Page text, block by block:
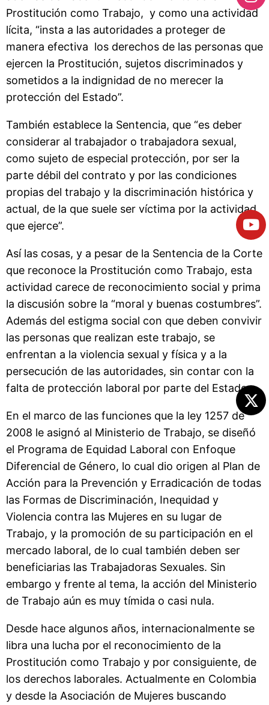
Prostitución como Trabajo, y como una actividad
lícita, “insta a las autoridades a proteger de
manera efectiva los derechos de las personas que
ejercen la Prostitución, sujetos discriminados y
sometidos a la indignidad de no merecer la
protección del Estado”.
También establece la Sentencia, que “es deber
considerar al trabajador o trabajadora sexual,
como sujeto de especial protección, por ser la
parte débil del contrato y por las condiciones
propias del trabajo y la discriminación histórica y
actual, de la que suele ser víctima por la actividad
que ejerce”.
Así las cosas, y a pesar de la Sentencia de la Corte
que reconoce la Prostitución como Trabajo, esta
actividad carece de reconocimiento social y prima
la discusión sobre la “moral y buenas costumbres”.
Además del estigma social con que deben convivir
las personas que realizan este trabajo, se
enfrentan a la violencia sexual y física y a la
persecución de las autoridades, sin contar con la
falta de protección laboral por parte del Estado.
En el marco de las funciones que la ley 1257 de
2008 le asignó al Ministerio de Trabajo, se diseñó
el Programa de Equidad Laboral con Enfoque
Diferencial de Género, lo cual dio origen al Plan de
Acción para la Prevención y Erradicación de todas
las Formas de Discriminación, Inequidad y
Violencia contra las Mujeres en su lugar de
Trabajo, y la promoción de su participación en el
mercado laboral, de lo cual también deben ser
beneficiarias las Trabajadoras Sexuales. Sin
embargo y frente al tema, la acción del Ministerio
de Trabajo aún es muy tímida o casi nula.
Desde hace algunos años, internacionalmente se
libra una lucha por el reconocimiento de la
Prostitución como Trabajo y por consiguiente, de
los derechos laborales. Actualmente en Colombia
y desde la Asociación de Mujeres buscando